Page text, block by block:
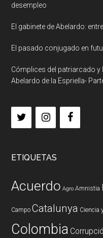
desempleo
El gabinete de Abelardo:
El pasado conjugado en
Cómplices del patriarcado
Abelardo de la Espriella-
ETIQUETAS
Acuerdo Agro Amnistia
Campo Catalunya Ciencia
Colombia